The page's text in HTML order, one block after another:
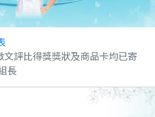
評比得獎獎狀及商品卡均已寄
長